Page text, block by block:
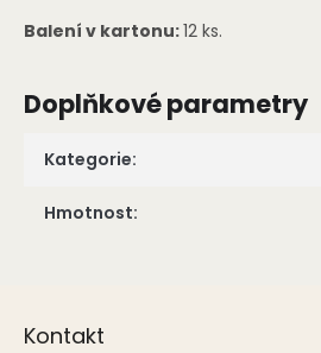
Balení v kartonu:12 ks.
Doplňkové parametry
Kategorie:
Hmotnost:
Kontakt